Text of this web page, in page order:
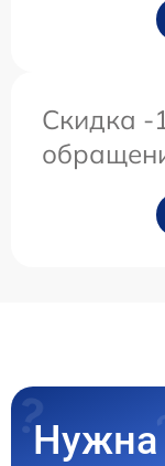
Скидка -
Нужна